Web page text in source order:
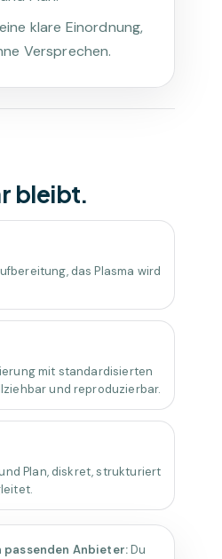
klare Einordnung,
Versprechen.
bleibt.
das Plasma wird
mit standardisierten
und reproduzierbar.
Plan, diskret, strukturiert
passenden Anbieter:Du